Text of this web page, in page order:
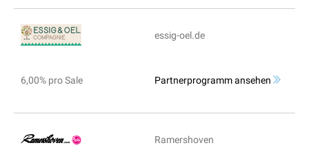
essig-oel.de
6,00% pro Sale Partnerprogramm ansehen
Ramershoven